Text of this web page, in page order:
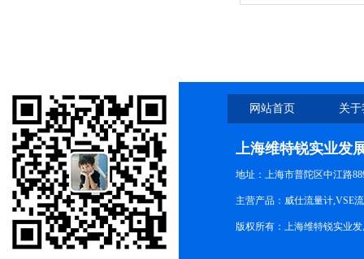
网站首页 关
上海维特锐实业发
地址：上海市普陀区中江路
主营产品：威仕流量计,VSE
版权所有：上海维特锐实业